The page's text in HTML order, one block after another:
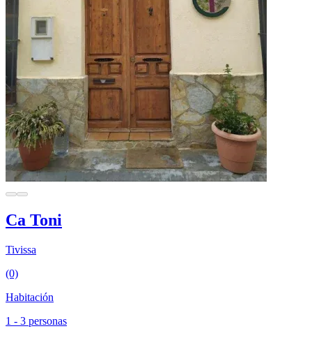
Ca Toni
Tivissa
(0)
Habitación
1 - 3 personas